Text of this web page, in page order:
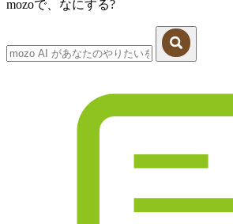
mozoで、なにする?